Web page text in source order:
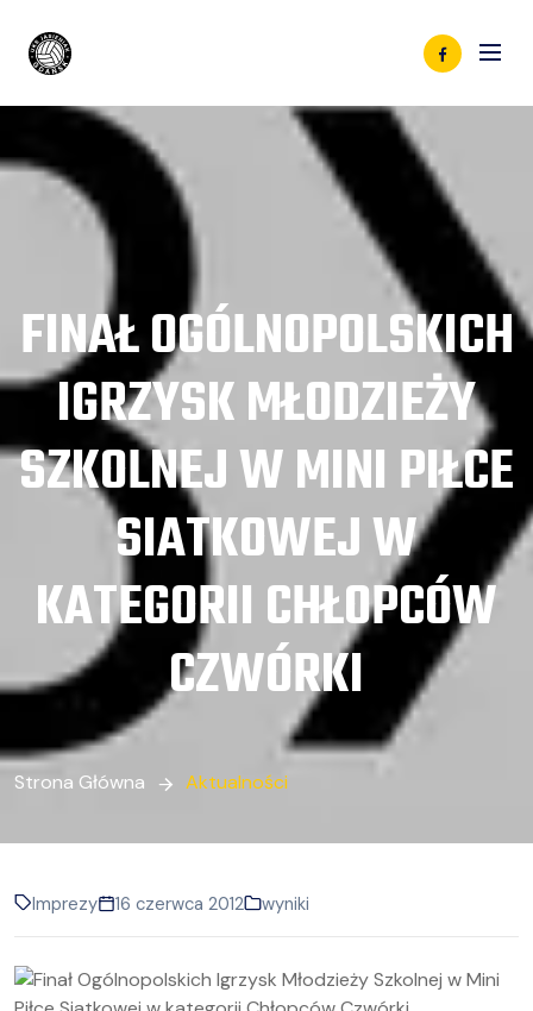
FINAŁ OGÓLNOPOLSKICH
IGRZYSK MŁODZIEŻY
SZKOLNEJ W MINI PIŁCE
SIATKOWEJ W
KATEGORII CHŁOPCÓW
CZWÓRKI
Strona Główna Aktualności
Imprezy 16 czerwca 2012 wyniki